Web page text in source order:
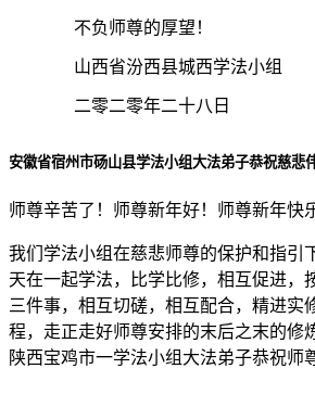
不负师尊的厚望！
山西省汾西县城西学法小组
二零二零年二十八日
安徽省宿州市砀山县学法小组大法弟子恭祝慈悲
师尊辛苦了！师尊新年好！师尊新年快
我们学法小组在慈悲师尊的保护和指引
天在一起学法，比学比修，相互促进，
三件事，相互切磋，相互配合，精进实
程，走正走好师尊安排的末后之末的修
陕西宝鸡市一学法小组大法弟子恭祝师